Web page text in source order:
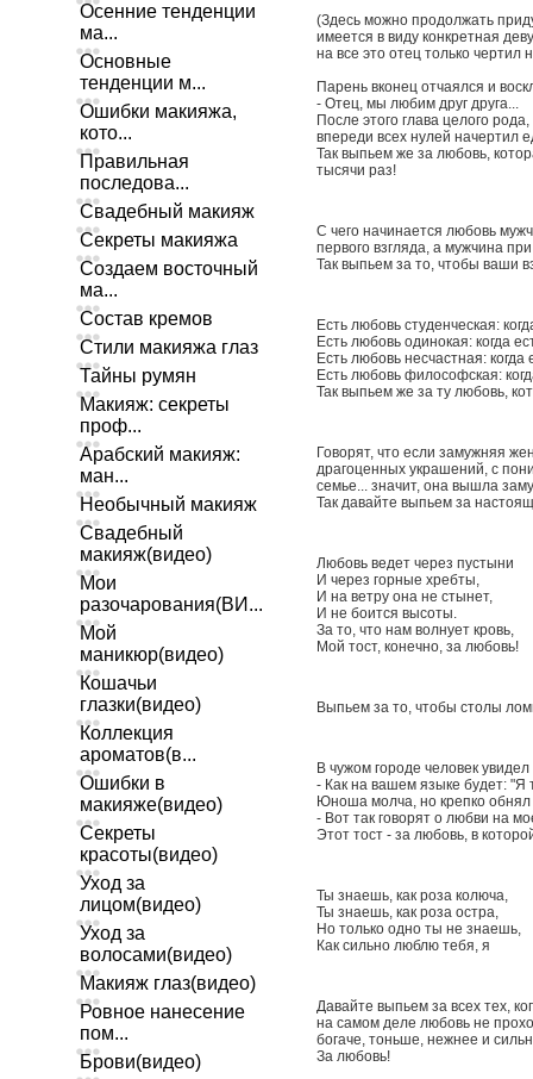
Осенние тенденции
ма...
Основные
тенденции м...
Ошибки макияжа,
кото...
Правильная
последова...
Свадебный макияж
Секреты макияжа
Создаем восточный
ма...
Состав кремов
Стили макияжа глаз
Тайны румян
Макияж: секреты
проф...
Арабский макияж:
ман...
Необычный макияж
Свадебный
макияж(видео)
Мои
разочарования(ВИ...
Мой
маникюр(видео)
Кошачьи
глазки(видео)
Коллекция
ароматов(в...
Ошибки в
макияже(видео)
Секреты
красоты(видео)
Уход за
лицом(видео)
Уход за
волосами(видео)
Макияж глаз(видео)
Ровное нанесение
пом...
Брови(видео)
(Здесь можно продолжать
имеется в виду конкретная
на все это отец только чертил
Парень вконец отчаялся и
- Отец, мы любим друг друга...
После этого глава целого
впереди всех нулей начертил
Так выпьем же за любовь,
тысячи раз!
С чего начинается любовь
первого взгляда, а мужчина
Так выпьем за то, чтобы ваши
Есть любовь студенческая:
Есть любовь одинокая: когда
Есть любовь несчастная: когда
Есть любовь философская:
Так выпьем же за ту любовь,
Говорят, что если замужняя
драгоценных украшений, с
семье... значит, она вышла
Так давайте выпьем за
Любовь ведет через пустыни
И через горные хребты,
И на ветру она не стынет,
И не боится высоты.
За то, что нам волнует кровь,
Мой тост, конечно, за любовь!
Выпьем за то, чтобы столы
В чужом городе человек
- Как на вашем языке будет: "Я
Юноша молча, но крепко
- Вот так говорят о любви на
Этот тост - за любовь, в
Ты знаешь, как роза колюча,
Ты знаешь, как роза остра,
Но только одно ты не знаешь,
Как сильно люблю тебя, я
Давайте выпьем за всех тех,
на самом деле любовь не
богаче, тоньше, нежнее и
За любовь!